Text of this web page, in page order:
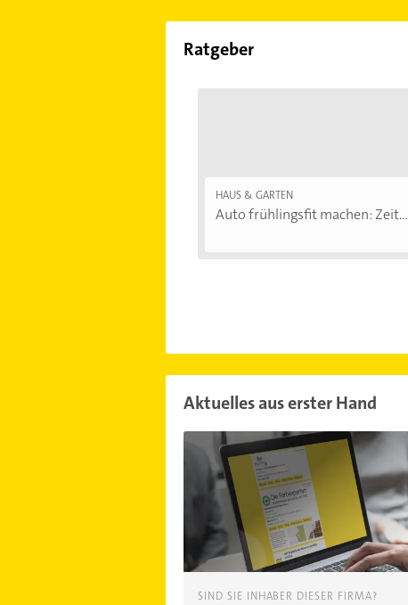
Ratgeber
HAUS & GARTEN
Auto frühlingsfit machen: Zeit...
Aktuelles aus erster Hand
SIND SIE INHABER DIESER FIRMA?